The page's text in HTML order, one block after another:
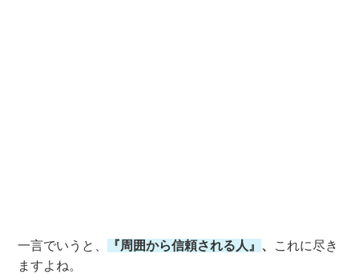
一言でいうと、 『周囲から信頼される人』 、 これに尽き
ますよね。